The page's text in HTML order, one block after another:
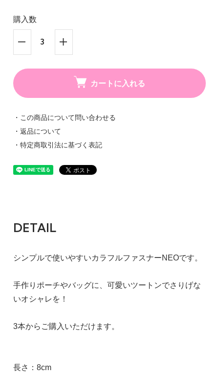
購入数
カートに入れる
・この商品について問い合わせる
・返品について
・特定商取引法に基づく表記
DETAIL
シンプルで使いやすいカラフルファスナーNEOです。
手作りポーチやバッグに、可愛いツートンでさりげな
いオシャレを！
3本からご購入いただけます。
長さ：8cm